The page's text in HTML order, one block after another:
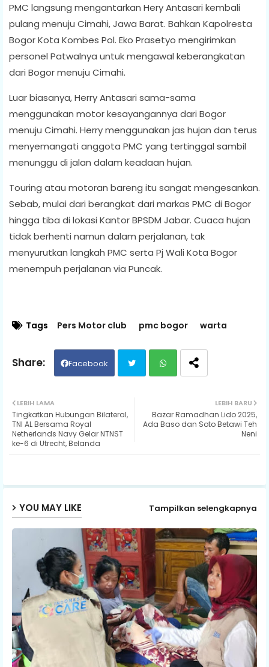
PMC langsung mengantarkan Hery Antasari kembali
pulang menuju Cimahi, Jawa Barat. Bahkan Kapolresta
Bogor Kota Kombes Pol. Eko Prasetyo mengirimkan
personel Patwalnya untuk mengawal keberangkatan
dari Bogor menuju Cimahi.
Luar biasanya, Herry Antasari sama-sama
menggunakan motor kesayangannya dari Bogor
menuju Cimahi. Herry menggunakan jas hujan dan terus
menyemangati anggota PMC yang tertinggal sambil
menunggu di jalan dalam keadaan hujan.
Touring atau motoran bareng itu sangat mengesankan.
Sebab, mulai dari berangkat dari markas PMC di Bogor
hingga tiba di lokasi Kantor BPSDM Jabar. Cuaca hujan
tidak berhenti namun dalam perjalanan, tak
menyurutkan langkah PMC serta Pj Wali Kota Bogor
menempuh perjalanan via Puncak.
Tags Pers Motor club pmc bogor warta
Facebook
ter ats
LEBIH BARU
Bazar Ramadhan Lido 2025,
Ada Baso dan Soto Betawi Teh
Neni
LEBIH LAMA
Tingkatkan Hubungan Bilateral,
TNI AL Bersama Royal
Netherlands Navy Gelar NTNST
ke-6 di Utrecht, Belanda
YOU MAY LIKE Tampilkan selengkapnya